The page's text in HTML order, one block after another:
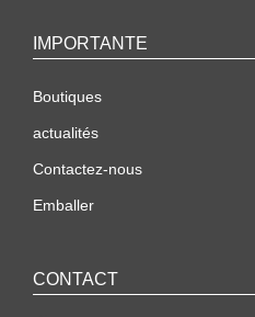
IMPORTANTE
Boutiques
actualités
Contactez-nous
Emballer
CONTACT